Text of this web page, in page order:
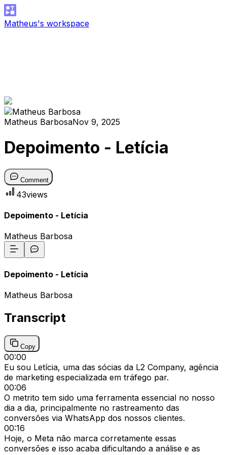
Matheus's workspace
Matheus BarbosaNov 9, 2025
Depoimento - Letícia
Comment
43views
Depoimento - Letícia
Matheus Barbosa
Depoimento - Letícia
Matheus Barbosa
Transcript
Copy
00:00
Eu sou Letícia, uma das sócias da L2 Company, agência
de marketing especializada em tráfego par.
00:06
O metrito tem sido uma ferramenta essencial no nosso
dia a dia, principalmente no rastreamento das
conversões via WhatsApp dos nossos clientes.
00:16
Hoje, o Meta não marca corretamente essas
conversões e isso acaba dificultando a análise e as